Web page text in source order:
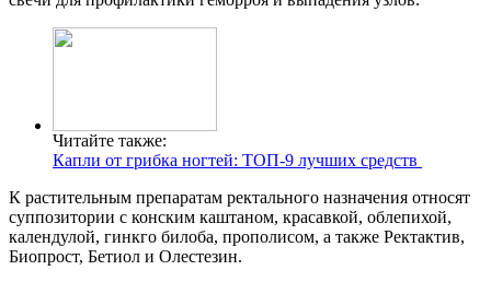
Читайте также:
Капли от грибка ногтей: ТОП-9 лучших средств
К растительным препаратам ректального назначения относят
суппозитории с конским каштаном, красавкой, облепихой,
календулой, гинкго билоба, прополисом, а также Ректактив,
Биопрост, Бетиол и Олестезин.